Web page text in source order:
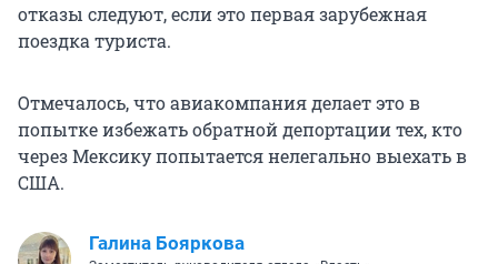
отказы следуют, если это первая зарубежная
поездка туриста.
Отмечалось, что авиакомпания делает это в
попытке избежать обратной депортации тех, кто
через Мексику попытается нелегально выехать в
США.
Галина Бояркова